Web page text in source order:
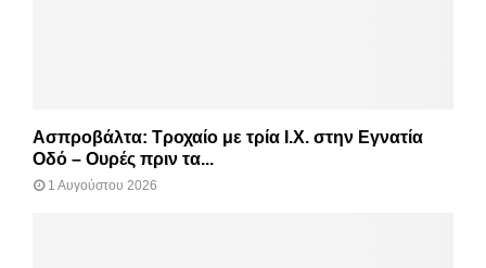
Ασπροβάλτα: Τροχαίο με τρία Ι.Χ. στην Εγνατία
Οδό – Ουρές πριν τα...
1 Αυγούστου 2026